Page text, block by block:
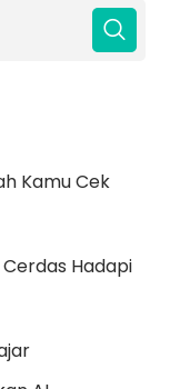
Kamu Cek
Cerdas Hadapi